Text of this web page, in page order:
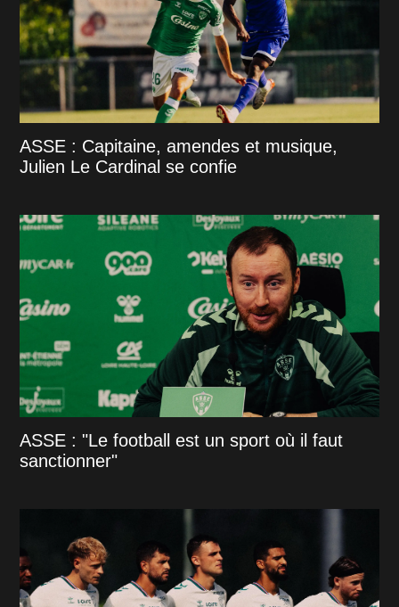
ASSE : Capitaine, amendes et musique,
Julien Le Cardinal se confie
ASSE : "Le football est un sport où il faut
sanctionner"